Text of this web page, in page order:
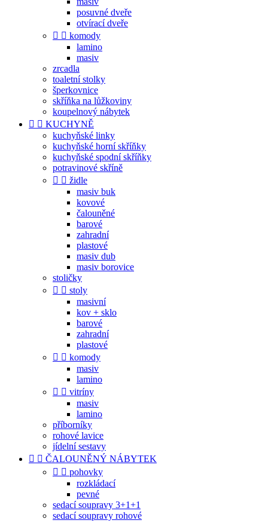
posuvné dveře
otvírací dveře
  komody
lamino
masiv
zrcadla
toaletní stolky
šperkovnice
skříňka na lůžkoviny
koupelnový nábytek
  KUCHYNĚ
kuchyňské linky
kuchyňské horní skříňky
kuchyňské spodní skříňky
potravinové skříně
  židle
masiv buk
kovové
čalouněné
barové
zahradní
plastové
masiv dub
masiv borovice
stoličky
  stoly
masivní
kov + sklo
barové
zahradní
plastové
  komody
masiv
lamino
  vitríny
masiv
lamino
příborníky
rohové lavice
jídelní sestavy
  ČALOUNĚNÝ NÁBYTEK
  pohovky
rozkládací
pevné
sedací soupravy 3+1+1
sedací soupravy rohové